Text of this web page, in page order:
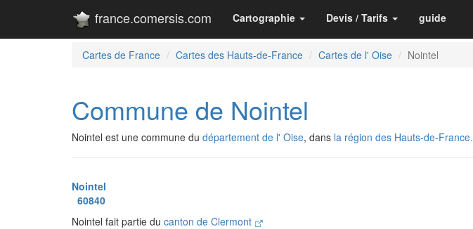
france.comersis.com Cartographie Devis / Tarifs guide
Cartes de France Cartes des Hauts-de-France Cartes de l' Oise Nointel
Commune de Nointel
Nointel est une commune du département de l' Oise, dans la région des Hauts-de-France.
Nointel
60840
Nointel fait partie du canton de Clermont